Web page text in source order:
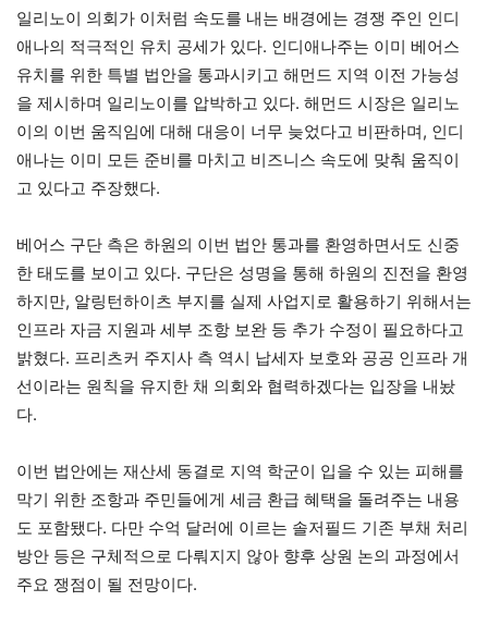
일리노이 의회가 이처럼 속도를 내는 배경에는 경쟁 주인 인디
애나의 적극적인 유치 공세가 있다. 인디애나주는 이미 베어스
유치를 위한 특별 법안을 통과시키고 해먼드 지역 이전 가능성
을 제시하며 일리노이를 압박하고 있다. 해먼드 시장은 일리노
이의 이번 움직임에 대해 대응이 너무 늦었다고 비판하며, 인디
애나는 이미 모든 준비를 마치고 비즈니스 속도에 맞춰 움직이
고 있다고 주장했다.
베어스 구단 측은 하원의 이번 법안 통과를 환영하면서도 신중
한 태도를 보이고 있다. 구단은 성명을 통해 하원의 진전을 환영
하지만, 알링턴하이츠 부지를 실제 사업지로 활용하기 위해서는
인프라 자금 지원과 세부 조항 보완 등 추가 수정이 필요하다고
밝혔다. 프리츠커 주지사 측 역시 납세자 보호와 공공 인프라 개
선이라는 원칙을 유지한 채 의회와 협력하겠다는 입장을 내놨
다.
이번 법안에는 재산세 동결로 지역 학군이 입을 수 있는 피해를
막기 위한 조항과 주민들에게 세금 환급 혜택을 돌려주는 내용
도 포함됐다. 다만 수억 달러에 이르는 솔저필드 기존 부채 처리
방안 등은 구체적으로 다뤄지지 않아 향후 상원 논의 과정에서
주요 쟁점이 될 전망이다.